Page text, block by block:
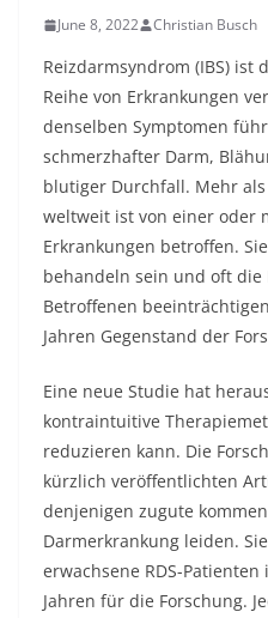
June 8, 2022 Christian Busch
Reizdarmsyndrom (IBS) ist
Reihe von Erkrankungen
denselben Symptomen
schmerzhafter Darm,
blutiger Durchfall. Mehr
weltweit ist von einer oder
Erkrankungen betroffen.
behandeln sein und oft
Betroffenen
Jahren Gegenstand der
Eine neue Studie hat
kontraintuitive
reduzieren kann. Die
kürzlich veröffentlichten
denjenigen zugute
Darmerkrankung leiden.
erwachsene RDS-
Jahren für die Forschung.